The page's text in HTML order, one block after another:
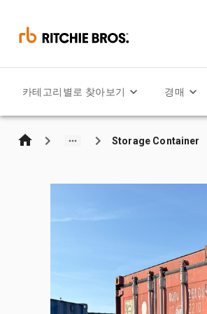
카테고리별로 찾아보기 경매
Storage Container